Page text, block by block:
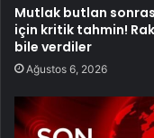
Mutlak butlan
için kritik tahmin!
bile verdiler
Ağustos 6, 2026